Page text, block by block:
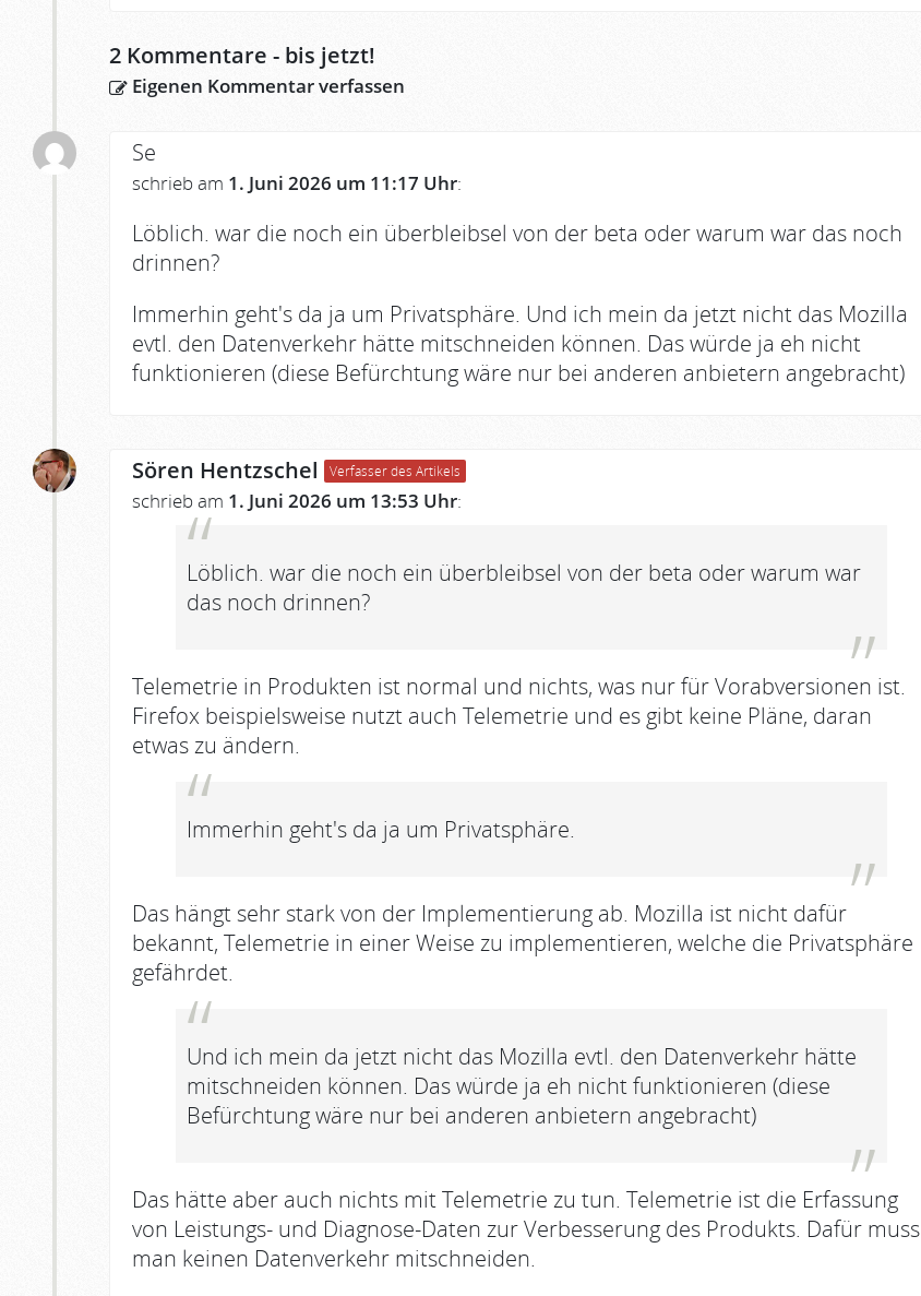
2 Kommentare - bis jetzt!
Eigenen Kommentar verfassen
Se
schrieb am 1. Juni 2026 um 11:17 Uhr:
Löblich. war die noch ein überbleibsel von der beta oder warum war das noch
drinnen?
Immerhin geht's da ja um Privatsphäre. Und ich mein da jetzt nicht das Mozilla
evtl. den Datenverkehr hätte mitschneiden können. Das würde ja eh nicht
funktionieren (diese Befürchtung wäre nur bei anderen anbietern angebracht)
Sören Hentzschel Verfasser des Artikels
schrieb am 1. Juni 2026 um 13:53 Uhr:
Löblich. war die noch ein überbleibsel von der beta oder warum war
das noch drinnen?
Telemetrie in Produkten ist normal und nichts, was nur für Vorabversionen ist.
Firefox beispielsweise nutzt auch Telemetrie und es gibt keine Pläne, daran
etwas zu ändern.
Immerhin geht's da ja um Privatsphäre.
Das hängt sehr stark von der Implementierung ab. Mozilla ist nicht dafür
bekannt, Telemetrie in einer Weise zu implementieren, welche die Privatsphäre
gefährdet.
Und ich mein da jetzt nicht das Mozilla evtl. den Datenverkehr hätte
mitschneiden können. Das würde ja eh nicht funktionieren (diese
Befürchtung wäre nur bei anderen anbietern angebracht)
Das hätte aber auch nichts mit Telemetrie zu tun. Telemetrie ist die Erfassung
von Leistungs- und Diagnose-Daten zur Verbesserung des Produkts. Dafür muss
man keinen Datenverkehr mitschneiden.